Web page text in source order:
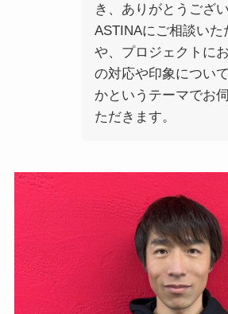
き、ありがとうござ
ASTINAにご相談いた
や、プロジェクトに
の対応や印象につい
かというテーマでお
ただきます。